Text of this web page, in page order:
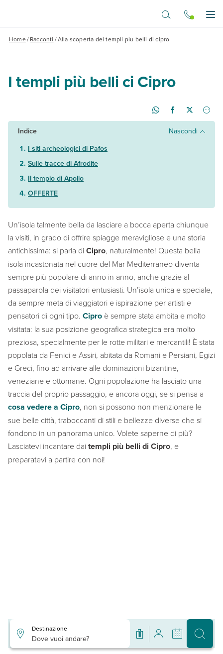
Home/Racconti /Alla scoperta dei templi piu belli di cipro
I templi più belli ci Cipro
Indice
Nascondi
I siti archeologici di Pafos
Sulle tracce di Afrodite
Il tempio di Apollo
OFFERTE
Un’isola talmente bella da lasciare a bocca aperta chiunque
la visiti, in grado di offrire spiagge meravigliose e una storia
antichissima: si parla diCipro, naturalmente! Questa bella
isola incastonata nel cuore del Mar Mediterraneo diventa
sempre più popolare di anno in anno, anche grazie al
passaparola dei visitatori entusiasti. Un’isola unica e speciale,
da sempre meta di viaggiatori e ispirazione per artisti e
pensatori di ogni tipo. Cipro è sempre stata ambita e molto
visitata: la sua posizione geografica strategica era molto
preziosa, specialmente per le rotte militari e mercantili! È stata
popolata da Fenici e Assiri, abitata da Romani e Persiani, Egizi
e Greci, fino ad arrivare alle dominazioni bizantine,
veneziane e ottomane. Ogni popolazione ha lasciato una
traccia del proprio passaggio, e ancora oggi, se si pensa a
cosa vedere a Cipro, non si possono non menzionare le
sue belle città, traboccanti di stili e bellezze diverse che si
fondono in un panorama unico. Volete saperne di più?
Lasciatevi incantare daitempli più belli di Cipro, e
preparatevi a partire con noi!
Destinazione
Dove vuoi andare?